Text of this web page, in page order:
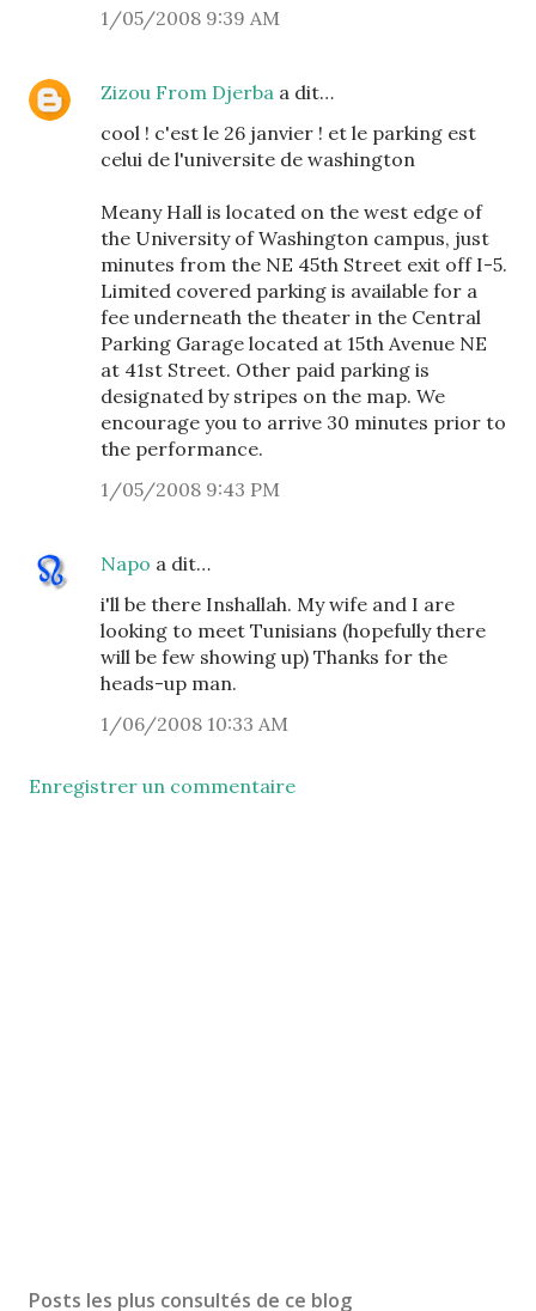
1/05/2008 9:39 AM
Zizou From Djerba a dit…
cool ! c'est le 26 janvier ! et le parking est
celui de l'universite de washington
Meany Hall is located on the west edge of
the University of Washington campus, just
minutes from the NE 45th Street exit off I-5.
Limited covered parking is available for a
fee underneath the theater in the Central
Parking Garage located at 15th Avenue NE
at 41st Street. Other paid parking is
designated by stripes on the map. We
encourage you to arrive 30 minutes prior to
the performance.
1/05/2008 9:43 PM
Napo a dit…
i'll be there Inshallah. My wife and I are
looking to meet Tunisians (hopefully there
will be few showing up) Thanks for the
heads-up man.
1/06/2008 10:33 AM
Enregistrer un commentaire
Posts les plus consultés de ce blog